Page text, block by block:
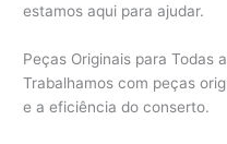
estamos aqui para ajudar.
Peças Originais para Todas
Trabalhamos com peças
e a eficiência do conserto.